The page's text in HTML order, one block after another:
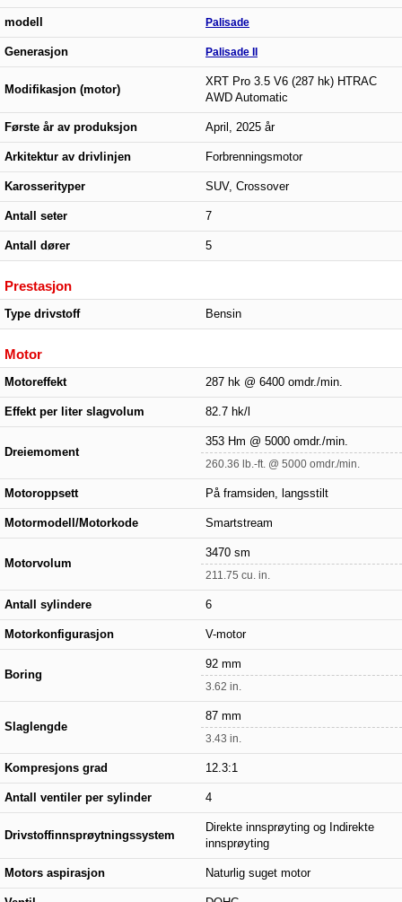
modell Palisade
Generasjon Palisade II
Modifikasjon (motor)
XRT Pro 3.5 V6 (287 hk) HTRAC
AWD Automatic
Første år av produksjon April, 2025 år
Arkitektur av drivlinjen Forbrenningsmotor
Karosserityper SUV, Crossover
Antall seter 7
Antall dører 5
Prestasjon
Type drivstoff Bensin
Motor
Motoreffekt 287 hk @ 6400 omdr./min.
Effekt per liter slagvolum 82.7 hk/l
Dreiemoment
353 Hm @ 5000 omdr./min.
260.36 lb.-ft. @ 5000 omdr./min.
Motoroppsett På framsiden, langsstilt
Motormodell/Motorkode Smartstream
Motorvolum
3470 sm
211.75 cu. in.
Antall sylindere 6
Motorkonfigurasjon V-motor
Boring
92 mm
3.62 in.
Slaglengde
87 mm
3.43 in.
Kompresjons grad 12.3:1
Antall ventiler per sylinder 4
Drivstoffinnsprøytningssystem
Direkte innsprøyting og Indirekte
innsprøyting
Motors aspirasjon Naturlig suget motor